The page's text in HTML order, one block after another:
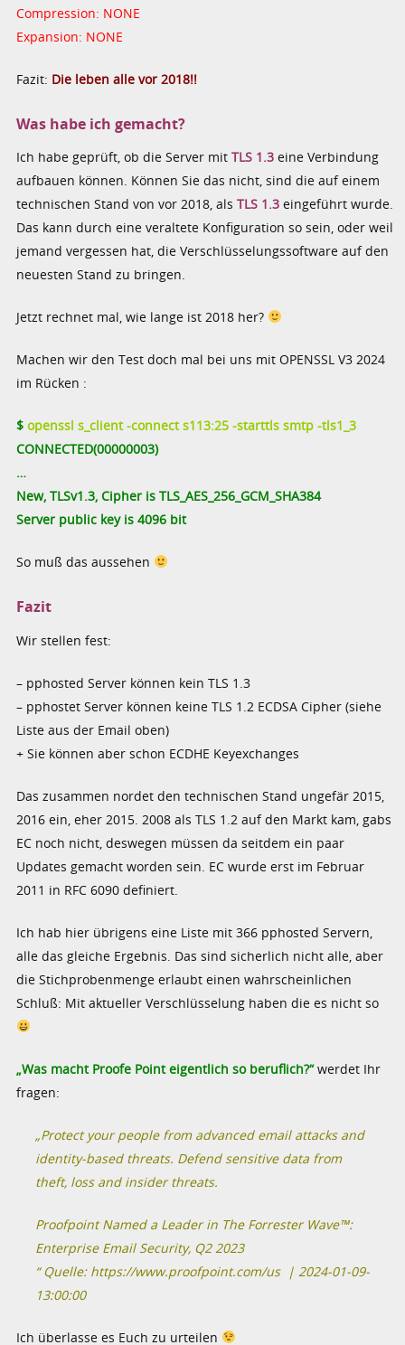
Compression: NONE
Expansion: NONE
Fazit: Die leben alle vor 2018!!
Was habe ich gemacht?
Ich habe geprüft, ob die Server mit TLS 1.3 eine Verbindung
aufbauen können. Können Sie das nicht, sind die auf einem
technischen Stand von vor 2018, alsTLS 1.3 eingeführt wurde.
Das kann durch eine veraltete Konfiguration so sein, oder weil
jemand vergessen hat, die Verschlüsselungssoftware auf den
neuesten Stand zu bringen.
Jetzt rechnet mal, wie lange ist 2018 her?
Machen wir den Test doch mal bei uns mit OPENSSL V3 2024
im Rücken :
$openssl s_client -connect s113:25 -starttls smtp -tls1_3
CONNECTED(00000003)
…
New, TLSv1.3, Cipher is TLS_AES_256_GCM_SHA384
Server public key is 4096 bit
So muß das aussehen
Fazit
Wir stellen fest:
– pphosted Server können kein TLS 1.3
– pphostet Server können keine TLS 1.2 ECDSA Cipher (siehe
Liste aus der Email oben)
+ Sie können aber schon ECDHE Keyexchanges
Das zusammen nordet den technischen Stand ungefär 2015,
2016 ein, eher 2015. 2008 als TLS 1.2 auf den Markt kam, gabs
EC noch nicht, deswegen müssen da seitdem ein paar
Updates gemacht worden sein. EC wurde erst im Februar
2011 in RFC 6090 definiert.
Ich hab hier übrigens eine Liste mit 366 pphosted Servern,
alle das gleiche Ergebnis. Das sind sicherlich nicht alle, aber
die Stichprobenmenge erlaubt einen wahrscheinlichen
Schluß: Mit aktueller Verschlüsselung haben die es nicht so
„Was macht Proofe Point eigentlich so beruflich?“werdet Ihr
fragen:
„Protect your people from advanced email attacks and
identity-based threats. Defend sensitive data from
theft, loss and insider threats.
Proofpoint Named a Leader in The Forrester Wave™:
Enterprise Email Security, Q2 2023
“ Quelle: https://www.proofpoint.com/us | 2024-01-09-
13:00:00
Ich überlasse es Euch zu urteilen